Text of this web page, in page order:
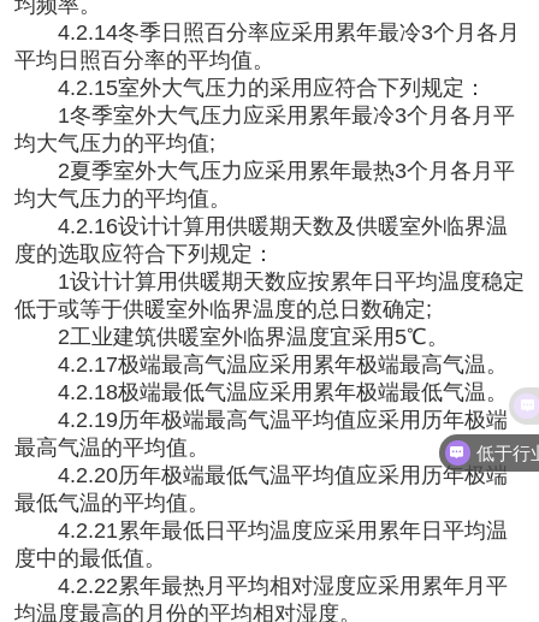
均频率。
4.2.14冬季日照百分率应采用累年最冷3个月各月
平均日照百分率的平均值。
4.2.15室外大气压力的采用应符合下列规定：
1冬季室外大气压力应采用累年最冷3个月各月平
均大气压力的平均值;
2夏季室外大气压力应采用累年最热3个月各月平
均大气压力的平均值。
4.2.16设计计算用供暖期天数及供暖室外临界温
度的选取应符合下列规定：
1设计计算用供暖期天数应按累年日平均温度稳定
低于或等于供暖室外临界温度的总日数确定;
2工业建筑供暖室外临界温度宜采用5℃。
4.2.17极端最高气温应采用累年极端最高气温。
4.2.18极端最低气温应采用累年极端最低气温。
4.2.19历年极端最高气温平均值应采用历年极端
最高气温的平均值。
4.2.20历年极端最低气温平均值应采用历年极端
最低气温的平均值。
4.2.21累年最低日平均温度应采用累年日平均温
度中的最低值。
4.2.22累年最热月平均相对湿度应采用累年月平
均温度最高的月份的平均相对湿度。